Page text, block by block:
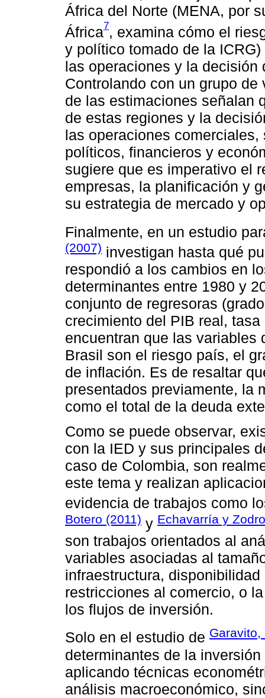
África del Norte (MENA, por
África7, examina cómo el
y político tomado de la
las operaciones y la decisión
Controlando con un grupo
de las estimaciones señalan
de estas regiones y la
las operaciones
políticos, financieros y
sugiere que es imperativo el
empresas, la planificación y
su estrategia de mercado y
Finalmente, en un estudio
(2007) investigan hasta qué
respondió a los cambios en
determinantes entre 1980 y
conjunto de regresoras
crecimiento del PIB real,
encuentran que las variables
Brasil son el riesgo país, el
de inflación. Es de resaltar
presentados previamente, la
como el total de la deuda
Como se puede observar,
con la IED y sus principales
caso de Colombia, son
este tema y realizan
evidencia de trabajos como
Botero (2011) y Echavarría y
son trabajos orientados al
variables asociadas al
infraestructura,
restricciones al comercio, o
los flujos de inversión.
Solo en el estudio de
determinantes de la
aplicando técnicas
análisis macroeconómico,